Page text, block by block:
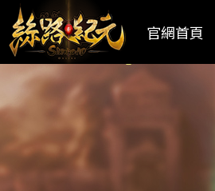
官網首頁